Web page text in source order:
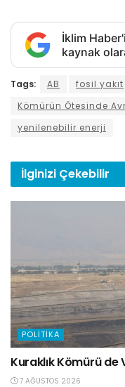
İklim
kaynak
Tags: AB fosil yakıt
Kömürün Ötesinde
yenilenebilir enerji
İlginizi Çekebilir
POLITIKA
Kuraklık Kömürü de
7 AĞUSTOS 2026